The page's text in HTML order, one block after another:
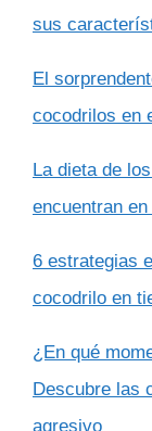
sus
El
cocodrilos en
La dieta de
encuentran
6 estrategias
cocodrilo en
¿En qué
Descubre las
agresivo